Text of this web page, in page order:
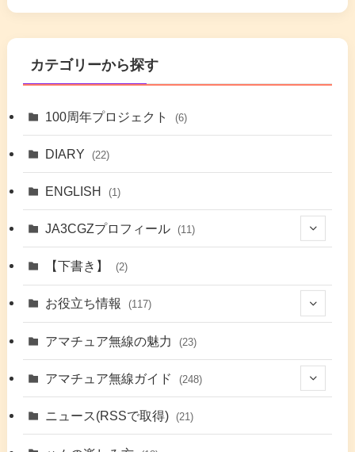
カテゴリーから探す
100周年プロジェクト (6)
DIARY (22)
ENGLISH (1)
JA3CGZプロフィール (11)
(7)
【下書き】 (2)
お役立ち情報 (117)
(48)
(9)
アマチュア無線の魅力 (23)
アマチュア無線ガイド (248)
(42)
(5) (41)
ニュース(RSSで取得) (21)